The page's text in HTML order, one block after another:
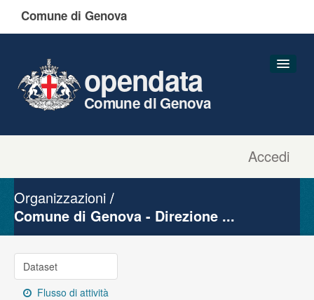
Comune di Genova
Accedi
opendata
Comune di Genova
Gruppi
Organizzazioni
Comune di Genova - Direzione ...
Dataset
Flusso di attività